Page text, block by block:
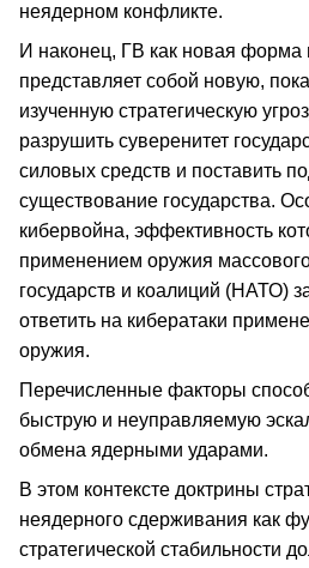
неядерном конфликте.
И наконец, ГВ как новая форма
представляет собой новую,
изученную стратегическую
разрушить суверенитет
силовых средств и поставить
существование государства.
кибервойна, эффективность
применением оружия
государств и коалиций (НАТО)
ответить на кибератаки
оружия.
Перечисленные факторы
быструю и неуправляемую
обмена ядерными ударами.
В этом контексте доктрины
неядерного сдерживания как
стратегической стабильности